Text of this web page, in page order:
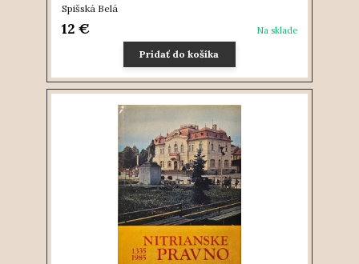
Spišská Belá
12 € Na sklade
Pridať do košíka